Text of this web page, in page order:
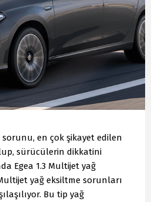
sorunu, en çok şikayet edilen
sürücülerin dikkatini
Egea 1.3 Multijet yağ
yağ eksiltme sorunları
Bu tip yağ